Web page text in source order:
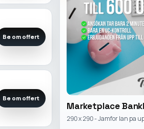
Be om offert
Be om offert
Marketplace
290 x 290 - Jamfor lan pa